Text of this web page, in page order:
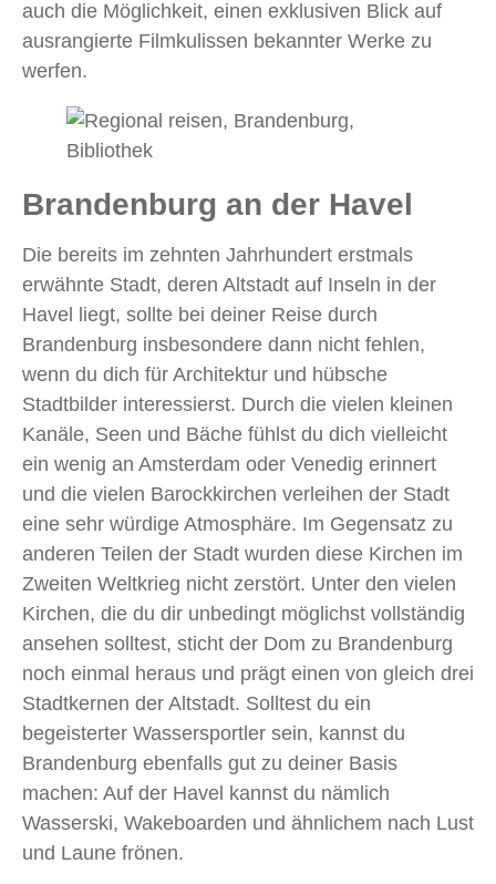
auch die Möglichkeit, einen exklusiven Blick auf
ausrangierte Filmkulissen bekannter Werke zu
werfen.
Brandenburg an der Havel
Die bereits im zehnten Jahrhundert erstmals
erwähnte Stadt, deren Altstadt auf Inseln in der
Havel liegt, sollte bei deiner Reise durch
Brandenburg insbesondere dann nicht fehlen,
wenn du dich für Architektur und hübsche
Stadtbilder interessierst. Durch die vielen kleinen
Kanäle, Seen und Bäche fühlst du dich vielleicht
ein wenig an Amsterdam oder Venedig erinnert
und die vielen Barockkirchen verleihen der Stadt
eine sehr würdige Atmosphäre. Im Gegensatz zu
anderen Teilen der Stadt wurden diese Kirchen im
Zweiten Weltkrieg nicht zerstört. Unter den vielen
Kirchen, die du dir unbedingt möglichst vollständig
ansehen solltest, sticht der Dom zu Brandenburg
noch einmal heraus und prägt einen von gleich drei
Stadtkernen der Altstadt. Solltest du ein
begeisterter Wassersportler sein, kannst du
Brandenburg ebenfalls gut zu deiner Basis
machen: Auf der Havel kannst du nämlich
Wasserski, Wakeboarden und ähnlichem nach Lust
und Laune frönen.